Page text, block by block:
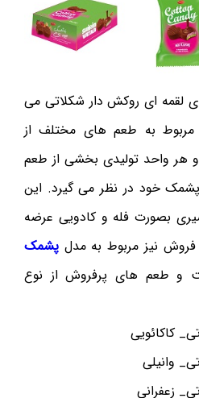
لقمه ای روکش دار شکلاتی می
مربوط به طعم های مختلف از
هر واحد تولیدی بخشی از طعم
پشمک خود در نظر می گیرد. این
بصورت فله و کادویی عرضه
نیز مربوط به مدل پشمک
و طعم های پرفروش از نوع
کاکائویی
وانیلی
زعفرانی